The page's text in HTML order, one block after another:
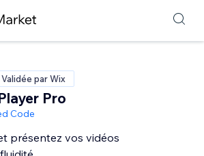
Validée par Wix
Pro
Code
présentez vos vidéos